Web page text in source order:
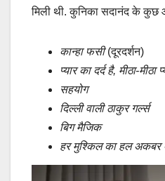
मिली थी. कुनिका सदानंद के कुछ
कान्हा फसी(दूरदर्शन)
प्यार का दर्द है, मीठा-मीठा
सहयोग
दिल्ली वाली ठाकुर गर्ल्स
बिग मैजिक
हर मुश्किल का हल अकबर